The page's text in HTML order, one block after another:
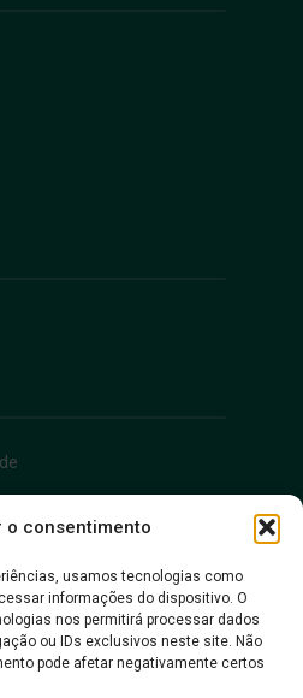
o consentimento
usamos tecnologias como
informações do dispositivo. O
nos permitirá processar dados
ou IDs exclusivos neste site. Não
pode afetar negativamente certos